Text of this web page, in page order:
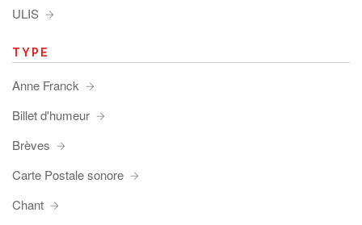
ULIS
TYPE
Anne Franck
Billet d'humeur
Brèves
Carte Postale sonore
Chant